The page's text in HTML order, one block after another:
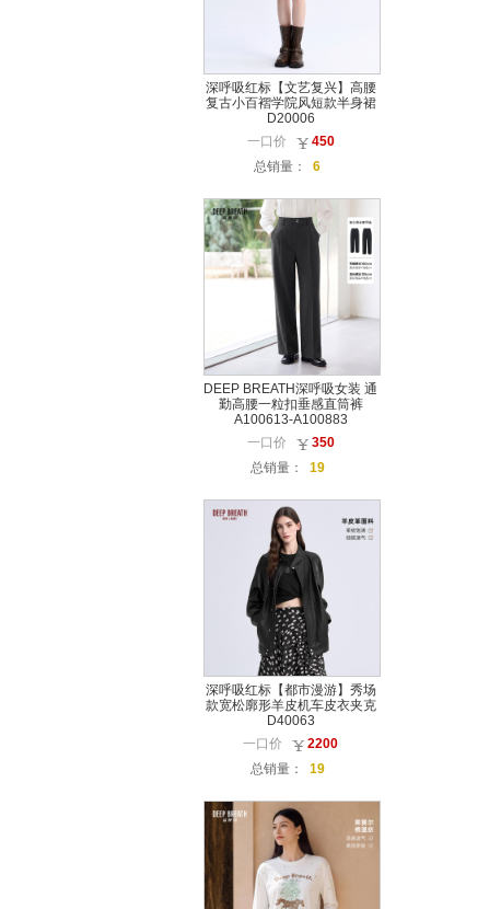
深呼吸红标【文艺复兴】高腰
复古小百褶学院风短款半身裙
D20006
一口价
450
总销量：
6
DEEP BREATH深呼吸女装 通
勤高腰一粒扣垂感直筒裤
A100613-A100883
一口价
350
总销量：
19
深呼吸红标【都市漫游】秀场
款宽松廓形羊皮机车皮衣夹克
D40063
一口价
2200
总销量：
19